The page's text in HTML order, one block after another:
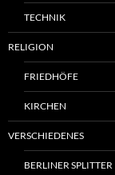
TECHNIK
RELIGION
FRIEDHÖFE
KIRCHEN
VERSCHIEDENES
BERLINER SPLITTER